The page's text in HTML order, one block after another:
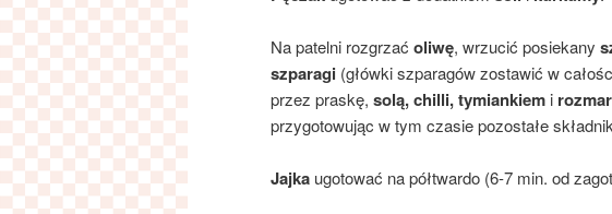
Na patelni rozgrzać oliwę, wrzucić posiekany
szparagi (główki szparagów zostawić w
przez praskę, solą, chilli, tymiankiem i
przygotowując w tym czasie pozostałe
Jajka ugotować na półtwardo (6-7 min. od